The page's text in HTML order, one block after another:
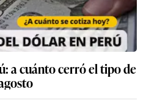
a cuánto cerró el tipo de